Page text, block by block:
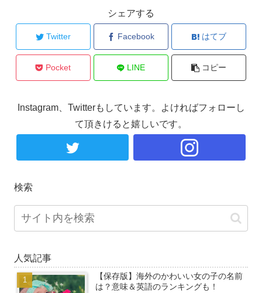
シェアする
Twitter Facebook はてブ
Pocket LINE コピー
Instagram、Twitterもしています。よければフォローし
て頂きけると嬉しいです。
検索
人気記事
【保存版】海外のかわいい女の子の名前
は？意味＆英語のランキングも！